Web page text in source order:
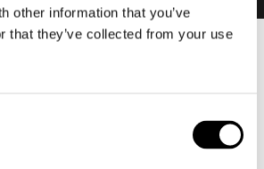
other information that you’ve
that they’ve collected from your use